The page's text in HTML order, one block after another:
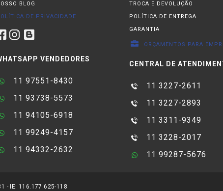
BLOG
DE PRIVACIDADE
VENDEDORES
11 97551-8430
11 93738-5573
11 94105-6918
11 99249-4157
11 94332-2632
TROCA E DEVOLUÇÃO
POLÍTICA DE ENTREGA
GARANTIA
ORÇAMENTOS PARA
CENTRAL DE
11 3227-2611
11 3227-2893
11 3311-9349
11 3228-2017
11 99287-5676
- IE: 116.177.625-118